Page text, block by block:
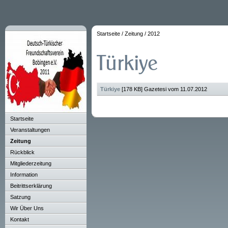
Startseite
Veranstaltungen
Zeitung
Rückblick
Mitgliederzeitung
Information
Beitrittserklärung
Satzung
Wir Über Uns
Kontakt
Startseite / Zeitung / 2012
Türkiye [178 KB] Gazetesi vom 11.07.2012